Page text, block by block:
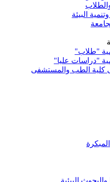
البيئة
"طلاب"
"دراسات عليا"
كلية الطب والمستشفى
البيئية